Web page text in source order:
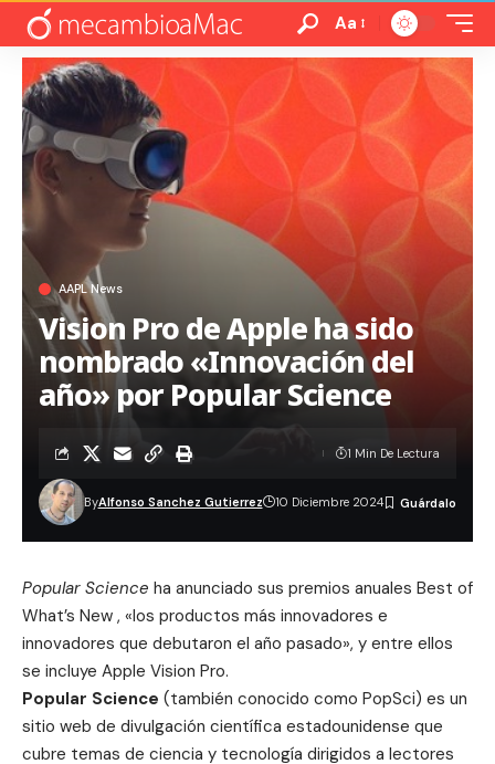
Aa
AAPL News
Vision Pro de Apple ha sido
nombrado «Innovación del
año» por Popular Science
ByAlfonso Sanchez Gutierrez 10 Diciembre 2024
1 Min De Lectura
Popular Science ha anunciado sus premios anuales Best of
What’s New , «los productos más innovadores e
innovadores que debutaron el año pasado», y entre ellos
se incluye Apple Vision Pro.
Popular Science (también conocido como PopSci) es un
sitio web de divulgación científica estadounidense que
cubre temas de ciencia y tecnología dirigidos a lectores